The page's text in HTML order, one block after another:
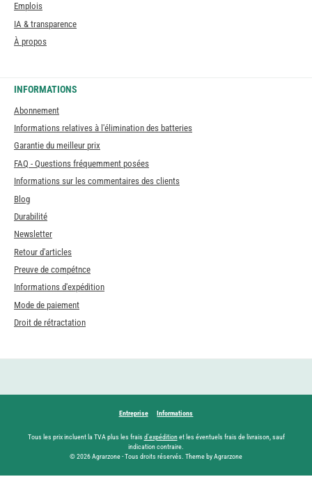
Emplois
IA & transparence
À propos
INFORMATIONS
Abonnement
Informations relatives à l'élimination des batteries
Garantie du meilleur prix
FAQ - Questions fréquemment posées
Informations sur les commentaires des clients
Blog
Durabilité
Newsletter
Retour d'articles
Preuve de compétnce
Informations d'expédition
Mode de paiement
Droit de rétractation
Entreprise Informations
Tous les prix incluent la TVA plus les frais d'expéditionet les éventuels frais de livraison, sauf
indication contraire.
© 2026 Agrarzone - Tous droits réservés. Theme by Agrarzone